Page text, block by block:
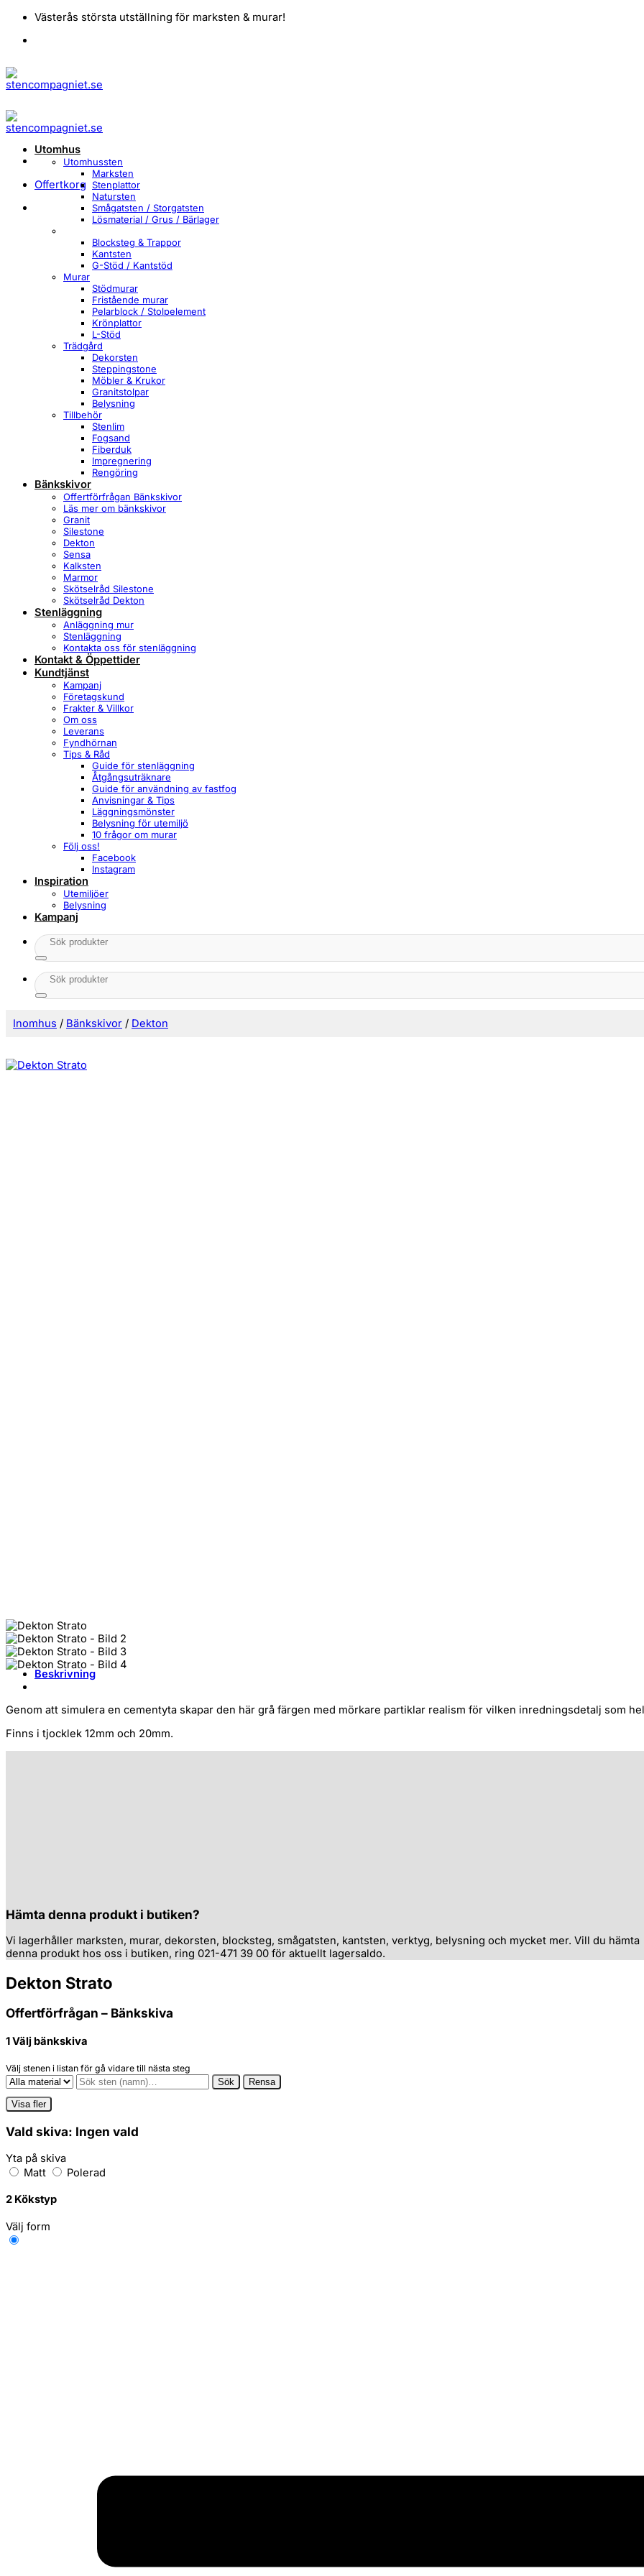
Skip
content
Västerås största utställning för marksten & murar!
Offertkorg
Utomhus
Utomhussten
Marksten
Stenplattor
Natursten
Smågatsten / Storgatsten
Lösmaterial / Grus / Bärlager
Blocksteg & Trappor
Kantsten
G-Stöd / Kantstöd
Murar
Stödmurar
Fristående murar
Pelarblock / Stolpelement
Krönplattor
L-Stöd
Trädgård
Dekorsten
Steppingstone
Möbler & Krukor
Granitstolpar
Belysning
Tillbehör
Stenlim
Fogsand
Fiberduk
Impregnering
Rengöring
Bänkskivor
Offertförfrågan Bänkskivor
Läs mer om bänkskivor
Granit
Silestone
Dekton
Sensa
Kalksten
Marmor
Skötselråd Silestone
Skötselråd Dekton
Stenläggning
Anläggning mur
Stenläggning
Kontakta oss för stenläggning
Kontakt & Öppettider
Kundtjänst
Kampanj
Företagskund
Frakter & Villkor
Om oss
Leverans
Fyndhörnan
Tips & Råd
Guide för stenläggning
Åtgångsuträknare
Guide för användning av fastfog
Anvisningar & Tips
Läggningsmönster
Belysning för utemiljö
10 frågor om murar
Följ oss!
Facebook
Instagram
Inspiration
Utemiljöer
Belysning
Kampanj
Sök
efter:
Sök
efter:
Inomhus / Bänkskivor / Dekton
Beskrivning
Genom att simulera en cementyta skapar den här grå färgen med mörkare partiklar realism för vilken inredningsdetalj som
Finns i tjocklek 12mm och 20mm.
Hämta denna produkt i butiken?
Vi lagerhåller marksten, murar, dekorsten, blocksteg, smågatsten, kantsten, verktyg, belysning och mycket mer. Vill du hämta
denna produkt hos oss i butiken, ring 021-471 39 00 för aktuellt lagersaldo.
Dekton Strato
Offertförfrågan – Bänkskiva
1Välj bänkskiva
Välj stenen i listan för gå vidare till nästa steg
Sök
Rensa
Visa fler
Vald skiva: Ingen vald
Yta på skiva
Matt
Polerad
2 Kökstyp
Välj form